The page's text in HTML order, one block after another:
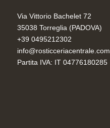
Via Vittorio Bachelet 72
35038 Torreglia (PADOVA)
+39 0495212302
info@rosticceriacentrale.com
Partita IVA: IT 04776180285